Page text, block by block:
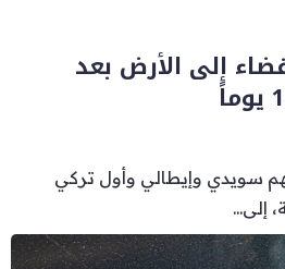
إلى الأرض بعد
سويدي وإيطالي وأول تركي
إلى...